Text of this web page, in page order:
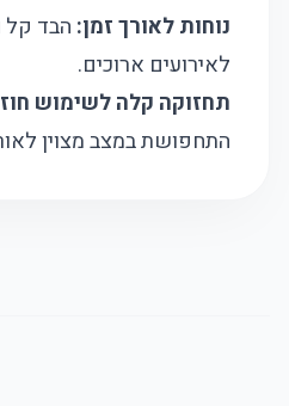
נוחות לאורך זמן: הבד קל
לאירועים ארוכים.
תחזוקה קלה לשימוש
התחפושת במצב מצוין